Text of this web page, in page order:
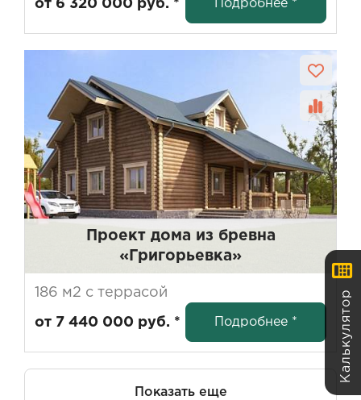
от 6 320 000 руб. * Подробнее *
Проект дома из бревна
«Григорьевка»
186 м2 с террасой
от 7 440 000 руб. * Подробнее *
Показать еще
Калькулятор